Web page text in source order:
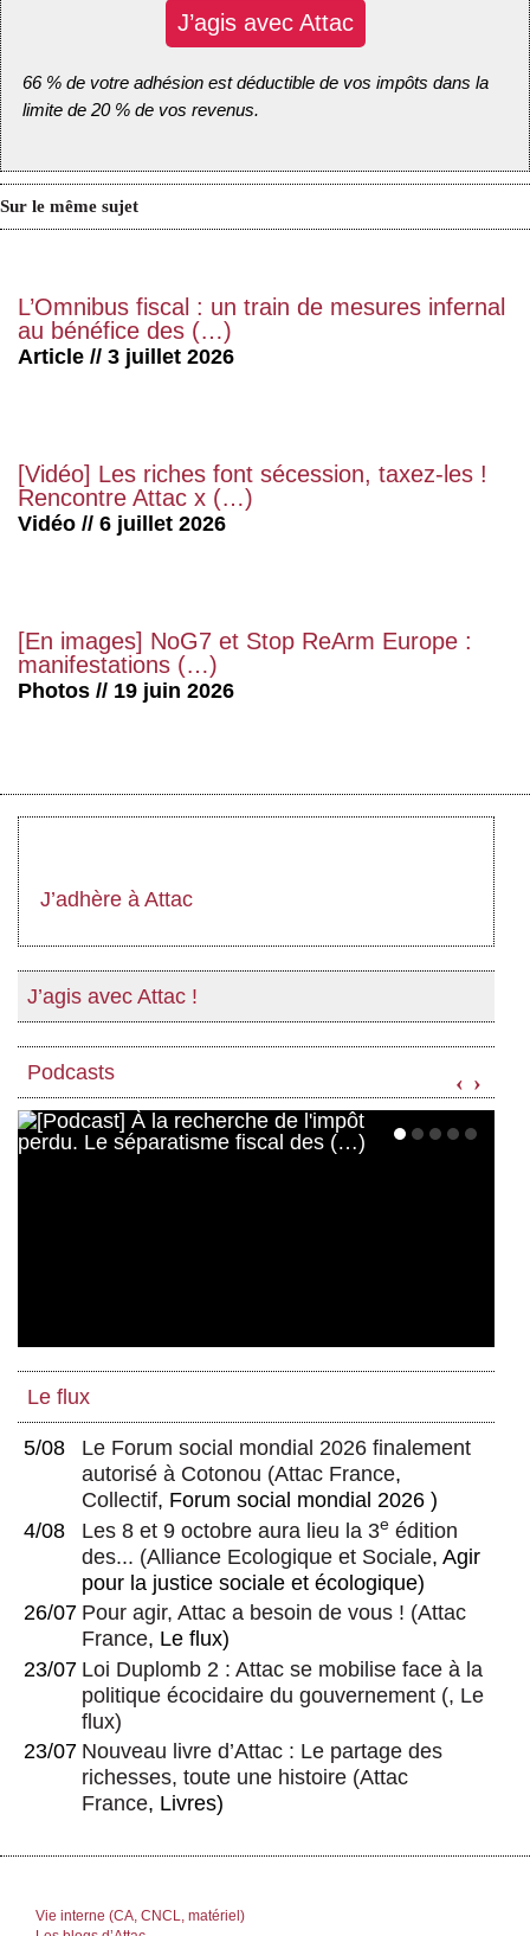
J’agis avec Attac
66 % de votre adhésion est déductible de vos impôts dans la
limite de 20 % de vos revenus.
Sur le même sujet
L’Omnibus fiscal : un train de mesures infernal
au bénéfice des (…)
Article // 3 juillet 2026
[Vidéo] Les riches font sécession, taxez-les !
Rencontre Attac x (…)
Vidéo // 6 juillet 2026
[En images] NoG7 et Stop ReArm Europe :
manifestations (…)
Photos // 19 juin 2026
J’adhère à Attac
J’agis avec Attac !
Podcasts ‹ ›
Le flux
5/08
Le Forum social mondial 2026 finalement
autorisé à Cotonou (Attac France,
Collectif, Forum social mondial 2026 )
4/08
Les 8 et 9 octobre aura lieu la 3e édition
des... (Alliance Ecologique et Sociale, Agir
pour la justice sociale et écologique)
26/07 Pour agir, Attac a besoin de vous ! (Attac
France, Le flux)
23/07 Loi Duplomb 2 : Attac se mobilise face à la
politique écocidaire du gouvernement (, Le
flux)
23/07 Nouveau livre d’Attac : Le partage des
richesses, toute une histoire (Attac
France, Livres)
Vie interne (CA, CNCL, matériel)